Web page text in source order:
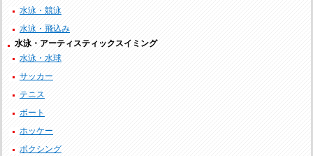
水泳・競泳
水泳・飛込み
水泳・アーティスティックスイミング
水泳・水球
サッカー
テニス
ボート
ホッケー
ボクシング